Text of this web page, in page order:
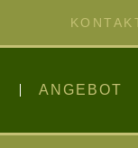
ANGEBOT